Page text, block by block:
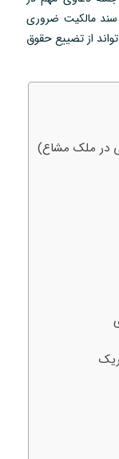
سند مالکیت ضروری
از تضییع حقوق
در ملک مشاع)